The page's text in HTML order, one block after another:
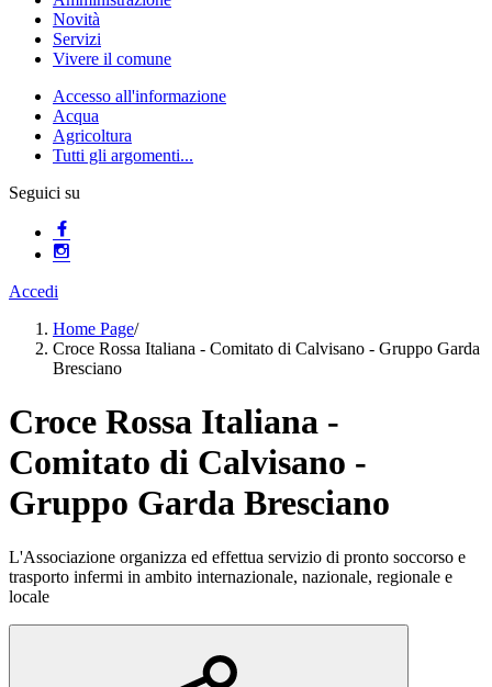
Novità
Servizi
Vivere il comune
Accesso all'informazione
Acqua
Agricoltura
Tutti gli argomenti...
Seguici su
Accedi
Home Page/
Croce Rossa Italiana - Comitato di Calvisano - Gruppo Garda
Bresciano
Croce Rossa Italiana -
Comitato di Calvisano -
Gruppo Garda Bresciano
L'Associazione organizza ed effettua servizio di pronto soccorso e
trasporto infermi in ambito internazionale, nazionale, regionale e
locale